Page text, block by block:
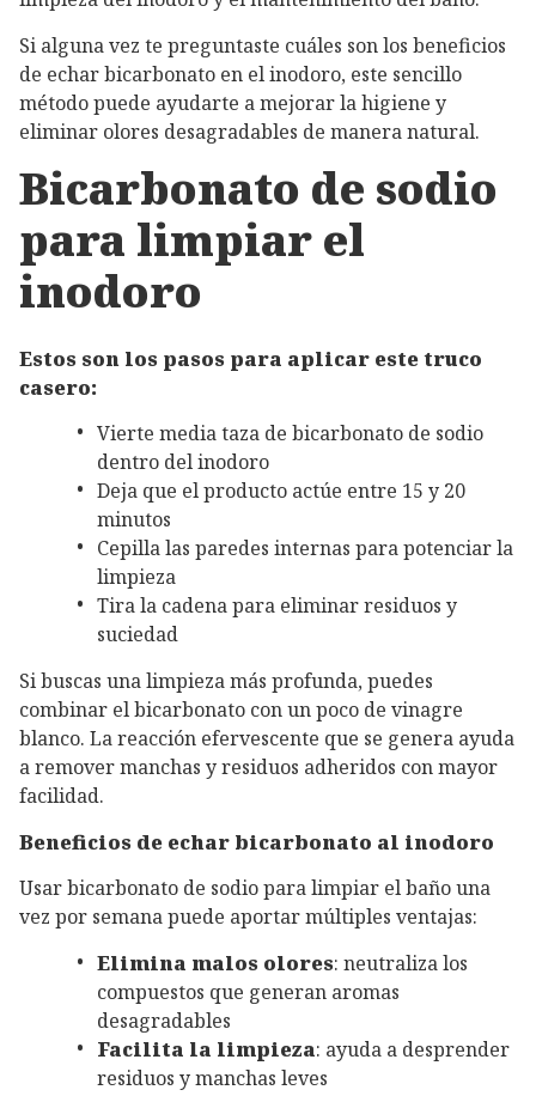
Si alguna vez te preguntaste cuáles son los beneficios
de echar bicarbonato en el inodoro, este sencillo
método puede ayudarte a mejorar la higiene y
eliminar olores desagradables de manera natural.
Bicarbonato de sodio
para limpiar el
inodoro
Estos son los pasos para aplicar este truco
casero:
Vierte media taza de bicarbonato de sodio
dentro del inodoro
Deja que el producto actúe entre 15 y 20
minutos
Cepilla las paredes internas para potenciar la
limpieza
Tira la cadena para eliminar residuos y
suciedad
Si buscas una limpieza más profunda, puedes
combinar el bicarbonato con un poco de vinagre
blanco. La reacción efervescente que se genera ayuda
a remover manchas y residuos adheridos con mayor
facilidad.
Beneficios de echar bicarbonato al inodoro
Usar bicarbonato de sodio para limpiar el baño una
vez por semana puede aportar múltiples ventajas:
Elimina malos olores: neutraliza los
compuestos que generan aromas
desagradables
Facilita la limpieza: ayuda a desprender
residuos y manchas leves